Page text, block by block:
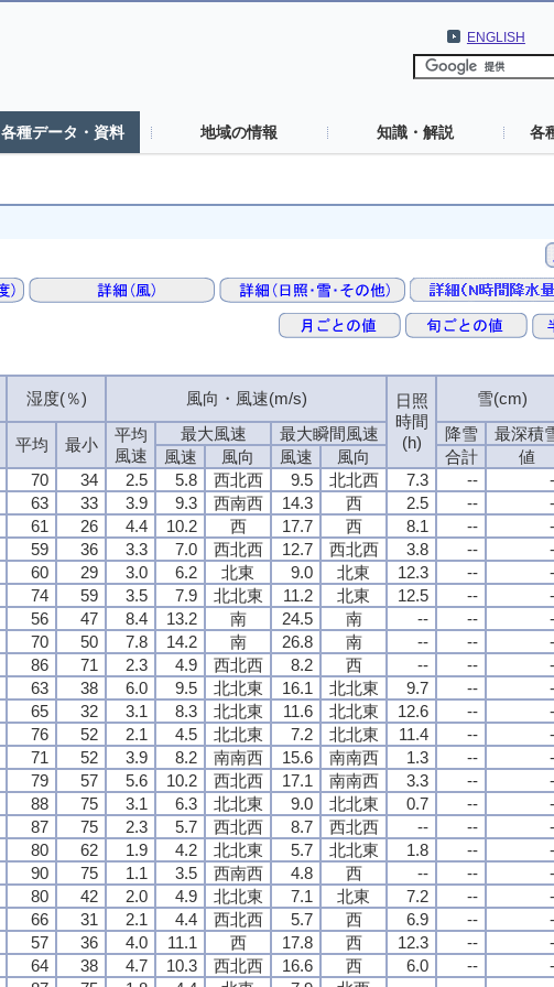
ENGLISH
各種データ・資料 地域の情報 知識・解説 各
湿度(％) 風向・風速(m/s)
日照
時間
(h)
雪(cm)
平均 最小
平均
風速
最大風速 最大瞬間風速 降雪 最深積
風速 風向 風速 風向 合計
値
70 34 2.5 5.8 西北西 9.5 北北西 7.3 --
63 33 3.9 9.3 西南西 14.3 西 2.5 --
61 26 4.4 10.2 西 17.7 西 8.1 --
59 36 3.3 7.0 西北西 12.7 西北西 3.8 --
60 29 3.0 6.2 北東 9.0 北東 12.3 --
74 59 3.5 7.9 北北東 11.2 北東 12.5 --
56 47 8.4 13.2 南 24.5 南 -- --
70 50 7.8 14.2 南 26.8 南 -- --
86 71 2.3 4.9 西北西 8.2 西 -- --
63 38 6.0 9.5 北北東 16.1 北北東 9.7 --
65 32 3.1 8.3 北北東 11.6 北北東 12.6 --
76 52 2.1 4.5 北北東 7.2 北北東 11.4 --
71 52 3.9 8.2 南南西 15.6 南南西 1.3 --
79 57 5.6 10.2 西北西 17.1 南南西 3.3 --
88 75 3.1 6.3 北北東 9.0 北北東 0.7 --
87 75 2.3 5.7 西北西 8.7 西北西 -- --
80 62 1.9 4.2 北北東 5.7 北北東 1.8 --
90 75 1.1 3.5 西南西 4.8 西 -- --
80 42 2.0 4.9 北北東 7.1 北東 7.2 --
66 31 2.1 4.4 西北西 5.7 西 6.9 --
57 36 4.0 11.1 西 17.8 西 12.3 --
64 38 4.7 10.3 西北西 16.6 西 6.0 --